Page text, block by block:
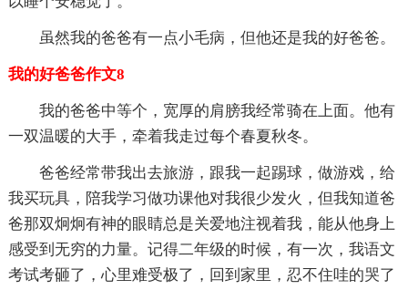
虽然我的爸爸有一点小毛病，但他还是我的好爸爸。
我的好爸爸作文8
我的爸爸中等个，宽厚的肩膀我经常骑在上面。他有
一双温暖的大手，牵着我走过每个春夏秋冬。
爸爸经常带我出去旅游，跟我一起踢球，做游戏，给
我买玩具，陪我学习做功课他对我很少发火，但我知道爸
爸那双炯炯有神的眼睛总是关爱地注视着我，能从他身上
感受到无穷的力量。记得二年级的时候，有一次，我语文
考试考砸了，心里难受极了，回到家里，忍不住哇的哭了